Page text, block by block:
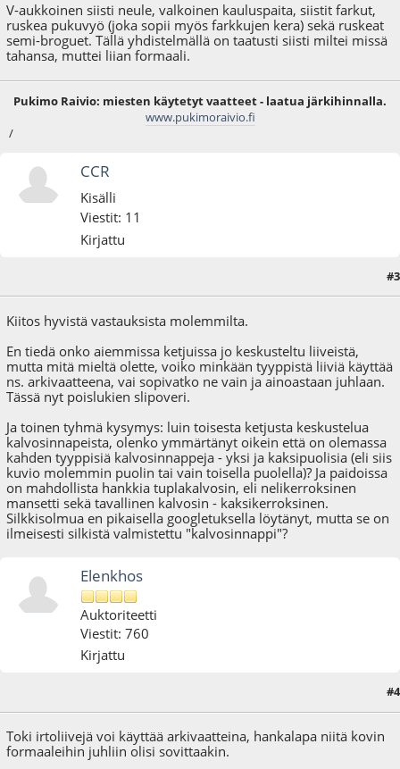
V-aukkoinen siisti neule, valkoinen kauluspaita, siistit farkut,
ruskea pukuvyö (joka sopii myös farkkujen kera) sekä ruskeat
semi-broguet. Tällä yhdistelmällä on taatusti siisti miltei missä
tahansa, muttei liian formaali.
Pukimo Raivio: miesten käytetyt vaatteet - laatua järkihinnalla.
www.pukimoraivio.fi
/
CCR
Kisälli
Viestit: 11
Kirjattu
#3
Kiitos hyvistä vastauksista molemmilta.
En tiedä onko aiemmissa ketjuissa jo keskusteltu liiveistä,
mutta mitä mieltä olette, voiko minkään tyyppistä liiviä käyttää
ns. arkivaatteena, vai sopivatko ne vain ja ainoastaan juhlaan.
Tässä nyt poislukien slipoveri.
Ja toinen tyhmä kysymys: luin toisesta ketjusta keskustelua
kalvosinnapeista, olenko ymmärtänyt oikein että on olemassa
kahden tyyppisiä kalvosinnappeja - yksi ja kaksipuolisia (eli siis
kuvio molemmin puolin tai vain toisella puolella)? Ja paidoissa
on mahdollista hankkia tuplakalvosin, eli nelikerroksinen
mansetti sekä tavallinen kalvosin - kaksikerroksinen.
Silkkisolmua en pikaisella googletuksella löytänyt, mutta se on
ilmeisesti silkistä valmistettu "kalvosinnappi"?
Elenkhos
Auktoriteetti
Viestit: 760
Kirjattu
#4
Toki irtoliivejä voi käyttää arkivaatteina, hankalapa niitä kovin
formaaleihin juhliin olisi sovittaakin.